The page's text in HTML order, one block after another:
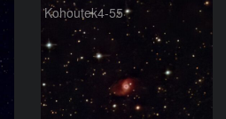
Kohoutek4-55